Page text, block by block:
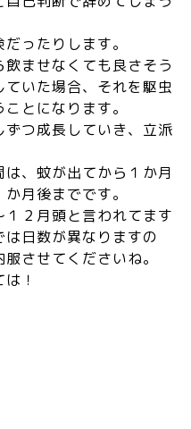
ったりします。
ませなくても良さそう
いた場合、それを駆虫
とになります。
つ成長していき、立派
、蚊が出てから１か月
月後までです。
２月頭と言われてます
日数が異なりますの
させてくださいね。
！